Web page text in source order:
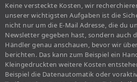
Keine versteckte Kosten, wir
unserer wichtigsten Aufgaben ist die
nicht nur um die E-Mail Adresse, die du
Newsletter gegeben hast, sondern auch
Händler genau anschauen, bevor wir
berichten. Das kann zum Beispiel ein
Kleingedruckten weitere Kosten
Beispiel die Datenautomatik oder